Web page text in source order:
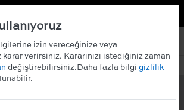
izin vereceğinize veya
verirsiniz. Kararınızı istediğiniz zaman
değiştirebilirsiniz.Daha fazla bilgi gizlilik